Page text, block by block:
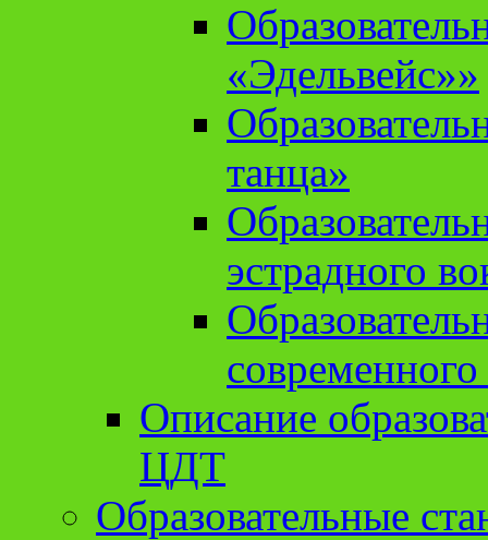
«Эдельвейс»»
танца»
эстрадного
Описание
ЦДТ
Образовательные